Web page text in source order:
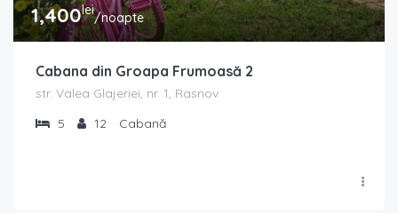
1,400lei/noapte
Cabana din Groapa Frumoasă 2
str. Valea Glajeriei, nr. 1, Rasnov
5
12 Cabană